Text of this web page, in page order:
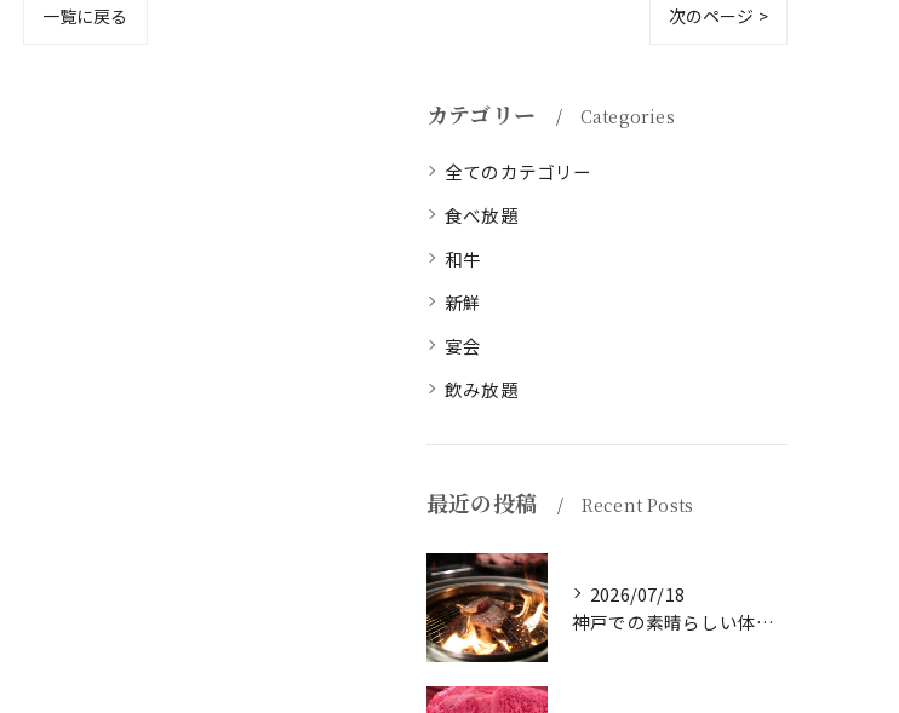
一覧に戻る 次のページ >
カテゴリー Categories
全てのカテゴリー
食べ放題
和牛
新鮮
宴会
飲み放題
最近の投稿 Recent Posts
2026/07/18
神戸での素晴らしい体験をお探しですか？